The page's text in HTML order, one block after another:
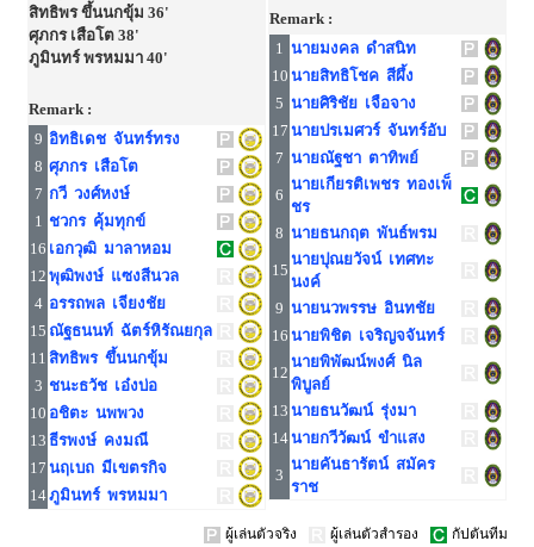
สิทธิพร ขึ้นนกขุ้ม 36'
ศุภกร เสือโต 38'
ภูมินทร์ พรหมมา 40'
Remark :
9 อิทธิเดช จันทร์ทรง
8 ศุภกร เสือโต
7 กวี วงศ์หงษ์
1 ชวกร คุ้มทุกข์
16 เอกวุฒิ มาลาหอม
12 พุฒิพงษ์ แซงสีนวล
4 อรรถพล เจียงชัย
15 ณัฐธนนท์ ฉัตร์หิรัณยกุล
11 สิทธิพร ขึ้นนกขุ้ม
3 ชนะธวัช เอ๋งบ่อ
10 อชิตะ นพพวง
13 ธีรพงษ์ คงมณี
17 นฤเบถ มีเขตรกิจ
14ภูมินทร์ พรหมมา
Remark :
1 นายมงคล ดำสนิท
10 นายสิทธิโชค สีผึ้ง
5 นายศิริชัย เจือจาง
17 นายปรเมศวร์ จันทร์อับ
7 นายณัฐชา ตาทิพย์
6
นายเกียรติเพชร ทองเพ็
ชร
8 นายธนกฤต พันธ์พรม
15
นายปุณยวัจน์ เทศทะ
นงค์
9 นายนวพรรษ อินทชัย
16 นายพิชิต เจริญจจันทร์
12
นายพิพัฒน์พงศ์ นิล
พิบูลย์
13 นายธนวัฒน์ รุ่งมา
14นายกวีวัฒน์ ขำแสง
3
นายคันธารัตน์ สมัคร
ราช
ผู้เล่นตัวจริง ผู้เล่นตัวสำรอง กัปตันทีม